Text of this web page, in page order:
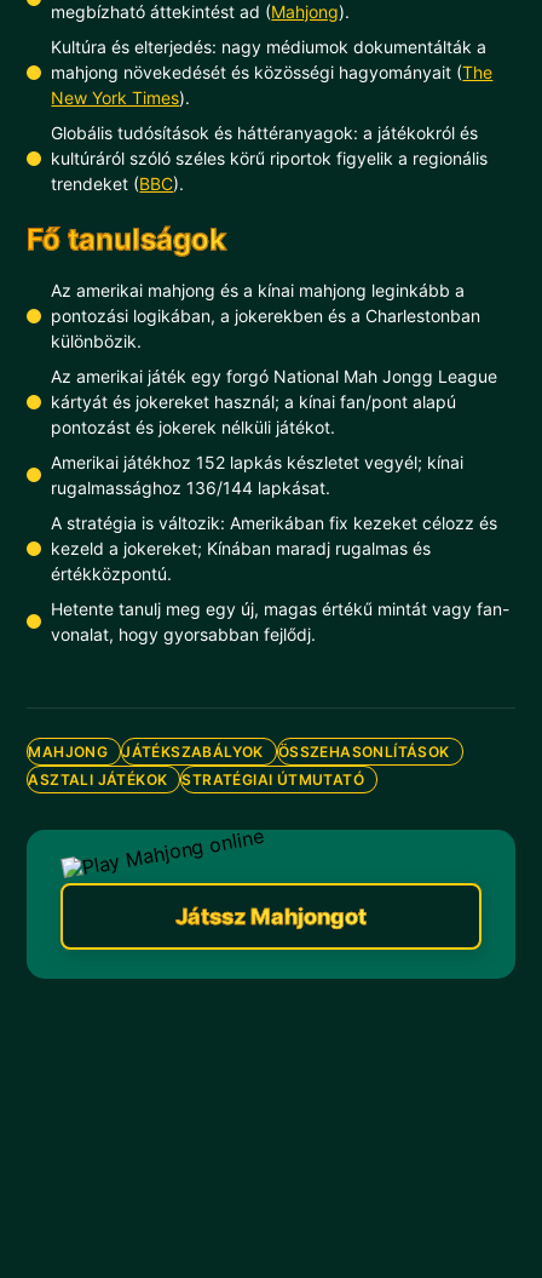
megbízható áttekintést ad (Mahjong).
Kultúra és elterjedés: nagy médiumok dokumentálták a
mahjong növekedését és közösségi hagyományait (The
New York Times).
Globális tudósítások és háttéranyagok: a játékokról és
kultúráról szóló széles körű riportok figyelik a regionális
trendeket (BBC).
Fő tanulságok
Az amerikai mahjong és a kínai mahjong leginkább a
pontozási logikában, a jokerekben és a Charlestonban
különbözik.
Az amerikai játék egy forgó National Mah Jongg League
kártyát és jokereket használ; a kínai fan/pont alapú
pontozást és jokerek nélküli játékot.
Amerikai játékhoz 152 lapkás készletet vegyél; kínai
rugalmassághoz 136/144 lapkásat.
A stratégia is változik: Amerikában fix kezeket célozz és
kezeld a jokereket; Kínában maradj rugalmas és
értékközpontú.
Hetente tanulj meg egy új, magas értékű mintát vagy fan-
vonalat, hogy gyorsabban fejlődj.
MAHJONG JÁTÉKSZABÁLYOK
ÖSSZEHASONLÍTÁSOK
ASZTALI JÁTÉKOK
STRATÉGIAI ÚTMUTATÓ
Játssz Mahjongot